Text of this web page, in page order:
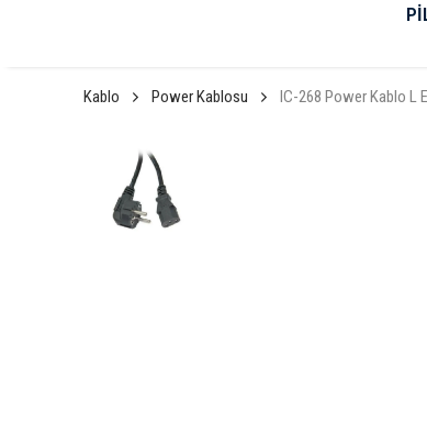
Kablo Power Kablosu IC-268 Power Kablo L